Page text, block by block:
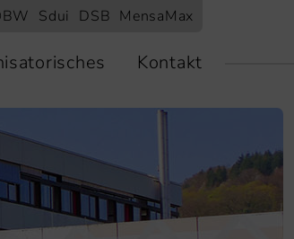
Sdui DSB MensaMax
Kontakt